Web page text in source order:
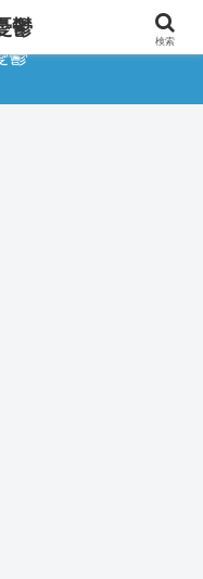
鬱
鬱 検索